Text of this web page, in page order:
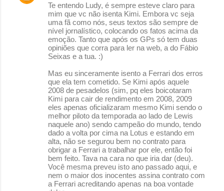
Te entendo Ludy, é sempre esteve claro para
mim que vc não isenta Kimi. Embora vc seja
uma fã como nós, seus textos são sempre de
nível jornalístico, colocando os fatos acima da
emoção. Tanto que após os GPs só tem duas
opiniões que corra para ler na web, a do Fábio
Seixas e a tua. :)
Mas eu sinceramente isento a Ferrari dos erros
que ela tem cometido. Se Kimi após aquele
2008 de pesadelos (sim, pq eles boicotaram
Kimi para cair de rendimento em 2008, 2009
eles apenas oficializaram mesmo Kimi sendo o
melhor piloto da temporada ao lado de Lewis
naquele ano) sendo campeão do mundo, tendo
dado a volta por cima na Lotus e estando em
alta, não se segurou bem no contrato para
obrigar a Ferrari a trabalhar por ele, então foi
bem feito. Tava na cara no que iria dar (deu).
Você mesma preveu isto ano passado aqui, e
nem o maior dos inocentes assina contrato com
a Ferrari acreditando apenas na boa vontade